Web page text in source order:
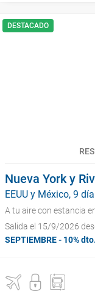
DESTACADO
Nueva York y
EEUU y México, 9
A tu aire con estancia
Salida el 15/9/2026
SEPTIEMBRE - 10%